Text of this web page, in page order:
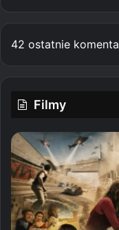
42 ostatnie
Filmy